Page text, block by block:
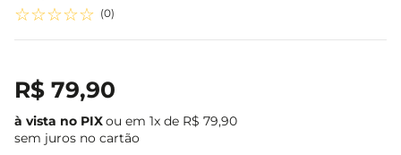
☆☆☆☆☆ (0)
R$ 79,90
ou em 1x de R$ 79,90
sem juros no cartão